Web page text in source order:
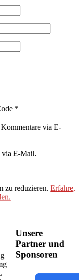
*
via E-
via E-Mail.
zu reduzieren. Erfahre,
Unsere
Partner und
Sponsoren